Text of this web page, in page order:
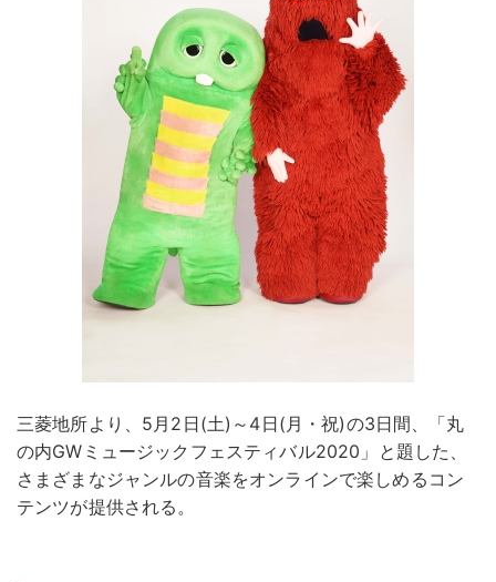
三菱地所より、5月2日(土)～4日(月・祝)の3日間、「丸
の内GWミュージックフェスティバル2020」と題した、
さまざまなジャンルの音楽をオンラインで楽しめるコン
テンツが提供される。